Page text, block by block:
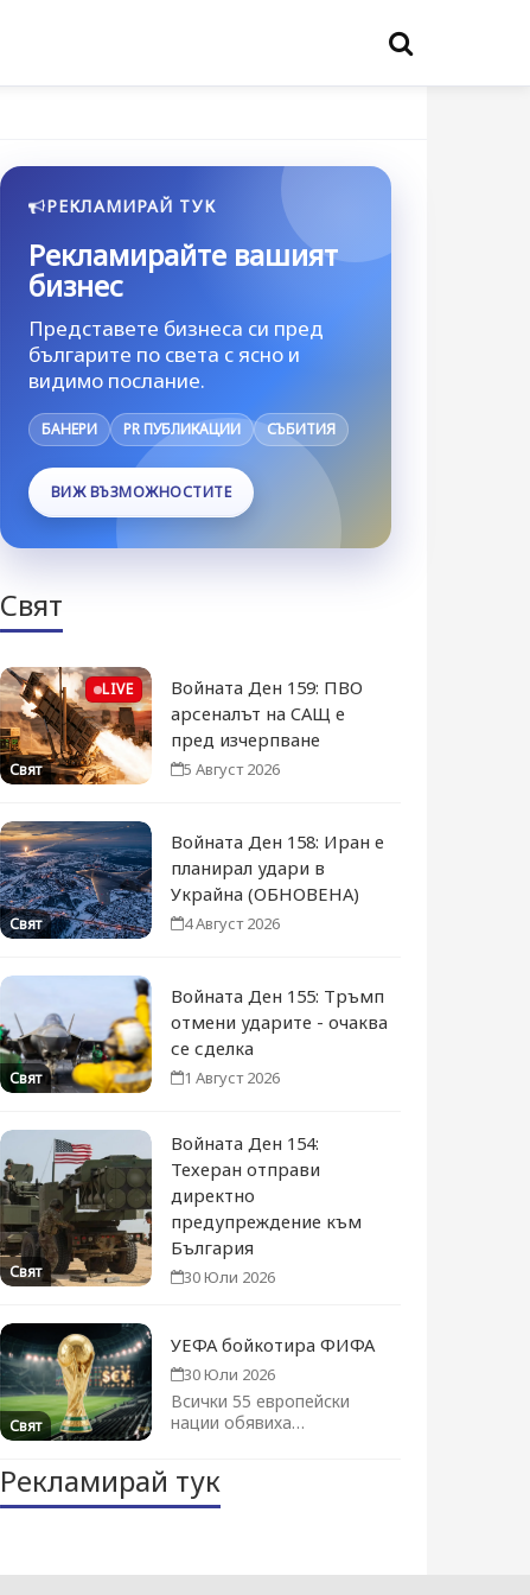
РЕКЛАМИРАЙ ТУК
Рекламирайте вашият
бизнес
Представете бизнеса си пред
българите по света с ясно и
видимо послание.
БАНЕРИ PR ПУБЛИКАЦИИ СЪБИТИЯ
ВИЖ ВЪЗМОЖНОСТИТЕ
Свят
LIVE
Свят
Войната Ден 159: ПВО
арсеналът на САЩ е
пред изчерпване
5 Август 2026
Свят
Войната Ден 158: Иран е
планирал удари в
Украйна (ОБНОВЕНА)
4 Август 2026
Свят
Войната Ден 155: Тръмп
отмени ударите - очаква
се сделка
1 Август 2026
Свят
Войната Ден 154:
Техеран отправи
директно
предупреждение към
България
30 Юли 2026
Свят
УЕФА бойкотира ФИФА
30 Юли 2026
Всички 55 европейски
нации обявиха
първенство...
Рекламирай тук